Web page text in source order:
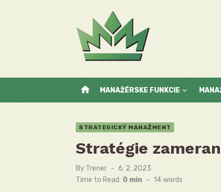
home MANAŽÉRSKE FUNKCIE
STRATEGICKÝ MANAŽMENT
Stratégie
By Trener
Posted
on
6. 2. 2023
Time to Read: 0 min - 14 words